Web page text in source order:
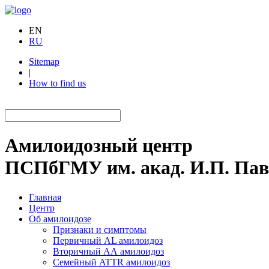
EN
RU
Sitemap
|
How to find us
Амилоидозный центр
ПСПбГМУ им. акад. И.П.
Главная
Центр
Об амилоидозе
Признаки и симптомы
Первичный AL амилоидоз
Вторичный АА амилоидоз
Семейный ATTR амилоидоз